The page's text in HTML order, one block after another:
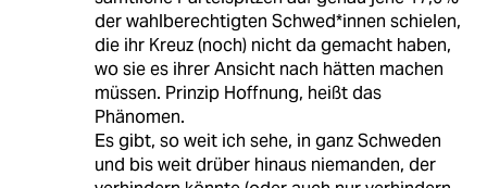
der wahlberechtigten Schwed*innen schielen,
die ihr Kreuz (noch) nicht da gemacht haben,
wo sie es ihrer Ansicht nach hätten machen
müssen. Prinzip Hoffnung, heißt das
Phänomen.
Es gibt, so weit ich sehe, in ganz Schweden
und bis weit drüber hinaus niemanden, der